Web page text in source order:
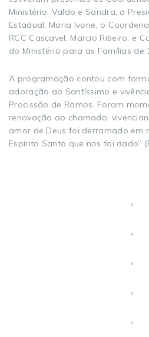
Ministério, Valdo e Sandra, a
Estadual, Maria Ivone, o
RCC Cascavel, Marcio Ribeiro, e
do Ministério para as Famílias de
A programação contou com
adoração ao Santíssimo e
Procissão de Ramos. Foram
renovação ao chamado,
amor de Deus foi derramado em
Espírito Santo que nos foi dado”